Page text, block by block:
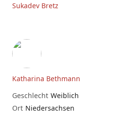
Sukadev Bretz
Katharina Bethmann
Geschlecht Weiblich
Ort Niedersachsen